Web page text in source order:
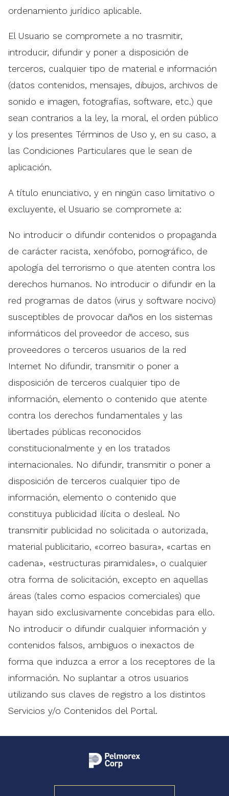
ordenamiento jurídico aplicable.
El Usuario se compromete a no trasmitir,
introducir, difundir y poner a disposición de
terceros, cualquier tipo de material e información
(datos contenidos, mensajes, dibujos, archivos de
sonido e imagen, fotografías, software, etc.) que
sean contrarios a la ley, la moral, el orden público
y los presentes Términos de Uso y, en su caso, a
las Condiciones Particulares que le sean de
aplicación.
A título enunciativo, y en ningún caso limitativo o
excluyente, el Usuario se compromete a:
No introducir o difundir contenidos o propaganda
de carácter racista, xenófobo, pornográfico, de
apología del terrorismo o que atenten contra los
derechos humanos. No introducir o difundir en la
red programas de datos (virus y software nocivo)
susceptibles de provocar daños en los sistemas
informáticos del proveedor de acceso, sus
proveedores o terceros usuarios de la red
Internet No difundir, transmitir o poner a
disposición de terceros cualquier tipo de
información, elemento o contenido que atente
contra los derechos fundamentales y las
libertades públicas reconocidos
constitucionalmente y en los tratados
internacionales. No difundir, transmitir o poner a
disposición de terceros cualquier tipo de
información, elemento o contenido que
constituya publicidad ilícita o desleal. No
transmitir publicidad no solicitada o autorizada,
material publicitario, «correo basura», «cartas en
cadena», «estructuras piramidales», o cualquier
otra forma de solicitación, excepto en aquellas
áreas (tales como espacios comerciales) que
hayan sido exclusivamente concebidas para ello.
No introducir o difundir cualquier información y
contenidos falsos, ambiguos o inexactos de
forma que induzca a error a los receptores de la
información. No suplantar a otros usuarios
utilizando sus claves de registro a los distintos
Servicios y/o Contenidos del Portal.